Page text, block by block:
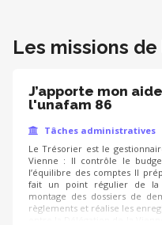
Les missions
J’apporte mon
l'unafam 86
Tâches administratives
Le Trésorier est le
Vienne : Il contrôle le
l’équilibre des comptes Il
fait un point régulier de la
montage des dossiers de
règlements et réalise les